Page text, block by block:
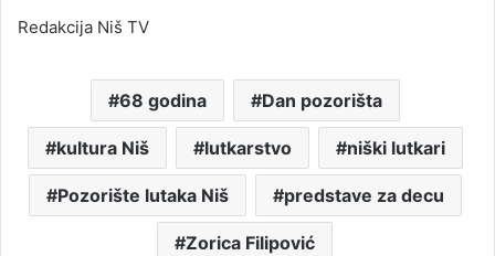
Redakcija Niš TV
68 godina Dan pozorišta
kultura Niš lutkarstvo niški lutkari
Pozorište lutaka Niš predstave za decu
Zorica Filipović